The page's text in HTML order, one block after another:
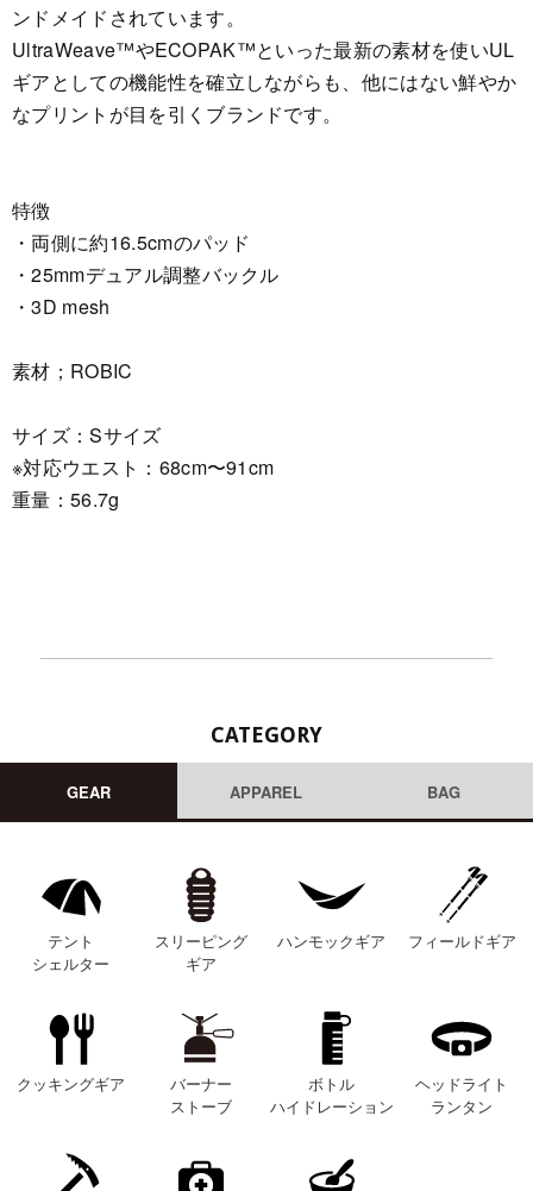
ンドメイドされています。
UltraWeave™やECOPAK™といった最新の素材を使いUL
ギアとしての機能性を確立しながらも、他にはない鮮やか
なプリントが目を引くブランドです。
特徴
・両側に約16.5cmのパッド
・25mmデュアル調整バックル
・3D mesh
素材；ROBIC
サイズ：Sサイズ
※対応ウエスト：68cm〜91cm
重量：56.7g
CATEGORY
GEAR APPAREL BAG
テント
シェルター
スリーピング
ギア
ハンモックギア フィールドギア
クッキングギア
バーナー
ストーブ
ボトル
ハイドレーション
ヘッドライト
ランタン